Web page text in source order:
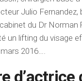
Julio
du Dr
un lifting du visage
2016….
d’actrice